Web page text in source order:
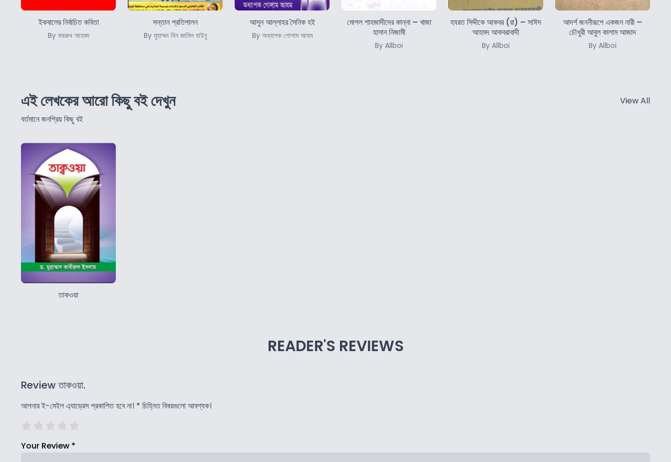
ইকবালের নির্বাচিত কবিতা
By ফররুখ আহমদ
সন্তান প্রতিপালন
By মুহাম্মদ বিন জামিল যাইনু
আসুন আল্লাহর সৈনিক হই
By অধ্যাপক গোলাম আযম
মোগল শাহজাদীদের কান্না – খাজা
হাসান নিজামী
By Allboi
হযরত সিদ্দীকে আকবর (রা) – সাঈদ
আহমদ আকবরাবাদী
By Allboi
আদর্শ জননীরূপে একজন নারী –
চৌধুরী আবুল কালাম আজাদ
By Allboi
এই লেখকের আরো কিছু বই দেখুন
বর্তমানে জনপ্রিয় কিছু বই
View All
তাকওয়া
READER'S REVIEWS
Review তাকওয়া.
আপনার ই-মেইল এ্যাড্রেস প্রকাশিত হবে না। * চিহ্নিত বিষয়গুলো আবশ্যক।
Your Review *